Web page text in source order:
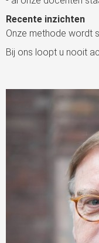
Recente inzichten
Onze methode wordt
Bij ons loopt u nooit